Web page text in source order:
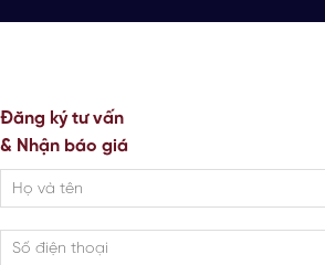
Đăng ký tư vấn
& Nhận báo giá